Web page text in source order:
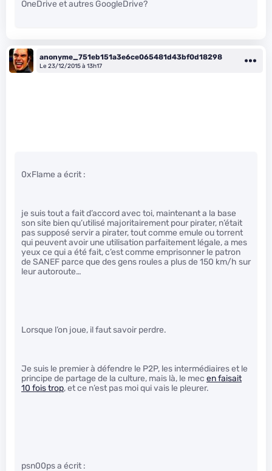
OneDrive et autres GoogleDrive?
anonyme_751eb151a3e6ce065481d43bf0d18298
Le 23/12/2015 à 13h17
0xFlame a écrit :
je suis tout a fait d’accord avec toi, maintenant a la base
son site bien qu’utilisé majoritairement pour pirater, n’était
pas supposé servir a pirater, tout comme emule ou torrent
qui peuvent avoir une utilisation parfaitement légale, a mes
yeux ce qui a été fait, c’est comme emprisonner le patron
de SANEF parce que des gens roules a plus de 150 km/h sur
leur autoroute…
Lorsque l’on joue, il faut savoir perdre.
Je suis le premier à défendre le P2P, les intermédiaires et le
principe de partage de la culture, mais là, le mec en faisait
10 fois trop, et ce n’est pas moi qui vais le pleurer.
psn00ps a écrit :